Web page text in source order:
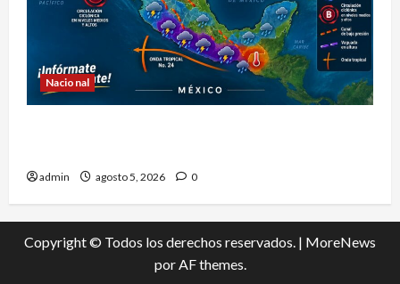
Nacional
admin agosto 5, 2026 0
Copyright © Todos los derechos reservados. | MoreNews
por AF themes.